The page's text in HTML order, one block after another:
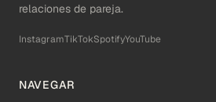
relaciones de pareja.
InstagramTikTokSpotifyYouTube
NAVEGAR